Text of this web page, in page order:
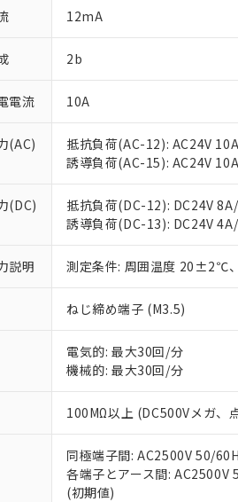
12mA
2b
電流 10A
(AC)
抵抗負荷(AC-12): AC24V
誘導負荷(AC-15): AC24V
(DC)
抵抗負荷(DC-12): DC24V
誘導負荷(DC-13): DC24V
説明 測定条件: 周囲温度 20±2℃
ねじ締め端子 (M3.5)
電気的: 最大30回/分
機械的: 最大30回/分
100MΩ以上 (DC500Vメガ、
同極端子間: AC2500V 50/
各端子とアース間:
(初期値)
い。
正式な納期状況お
当社販売員にご相
オムロン制御機器
在庫状況および標
す。
マイパーツ機能（
お客様が当ウェブ
が、当社の製品・サ
さい。
※当社の共同利用者
いる法人を指します。
但し、RoHS指令で産業用監視お
※2 対応予定月
部品在庫の切り替え状況
※3 非含有証明書ダウ
下記の非含有証明書をダ
EU RoHS指令（10物質）
51物質の非含有証明書（
※本証明書は発行日時点
また、RoHS指令のフタ
混在することから備考欄
既に当社にて対応品へ
り割愛しております。
「○」：最大均質材料含
「×」：最大均質材料含
*中国RoHS10物質の基準値 (GB/
Pb(鉛) :1000ppm、 Hg(水銀) :
Cr(Ⅵ)(六価クロム) : 1000ppm、
DBP(フタル酸ジブチル) :
DEHP(フタル酸ビス(2-エチルヘ
※2 環境保護使用期限
「ｅ」：有害物質（10物
「10」：通常の使用状況
味します。
当社は、これら貴社
当社は貴社製品を、
置等に一切使用い
当社は、貴社製品
また当社は、販売先
たしません。
号
○ 一定数以上の在
△ 一定数には満
－
在庫なし(最新
機器販売店・
空
白
受注生産機種